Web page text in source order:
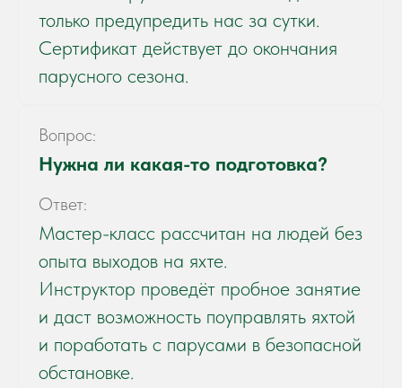
только предупредить нас за сутки.
Сертификат действует до окончания
парусного сезона.
Вопрос:
Нужна ли какая-то подготовка?
Ответ:
Мастер-класс рассчитан на людей без
опыта выходов на яхте.
Инструктор проведёт пробное занятие
и даст возможность поуправлять яхтой
и поработать с парусами в безопасной
обстановке.